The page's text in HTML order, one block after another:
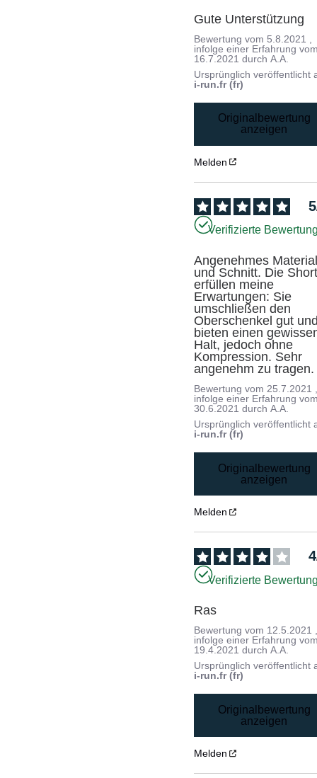
Gute Unterstützung
Bewertung vom 5.8.2021
infolge einer Erfahrung
16.7.2021 durchA.A.
Ursprünglich veröffentlicht
i-run.fr (fr)
Originalbewertung
anzeigen
Melden
5
Verifizierte
Angenehmes
und Schnitt. Die
erfüllen meine
Erwartungen: Sie
umschließen den
Oberschenkel gut
bieten einen
Halt, jedoch ohne
Kompression. Sehr
angenehm zu tragen.
Bewertung vom 25.7.2021
infolge einer Erfahrung
30.6.2021 durchA.A.
Ursprünglich veröffentlicht
i-run.fr (fr)
Originalbewertung
anzeigen
Melden
4
Verifizierte
Ras
Bewertung vom 12.5.2021
infolge einer Erfahrung
19.4.2021 durchA.A.
Ursprünglich veröffentlicht
i-run.fr (fr)
Originalbewertung
anzeigen
Melden